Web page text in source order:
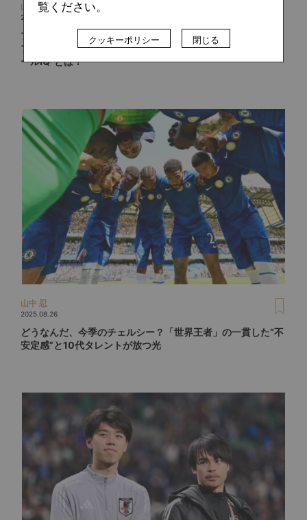
山中 忍
2025.09.22
プレミアリーグで進むアスリート化の正体。開幕節の「オ
フ・ザ・ボール・ラン」3冠王、ビルツが体現する“フットボ
ールIQ”とは？
山中 忍
2025.08.26
どうなんだ、今季のチェルシー？「世界王者」の一貫した“不
安定感”と10代タレントが放つ光
覧ください。
クッキーポリシー 閉じる